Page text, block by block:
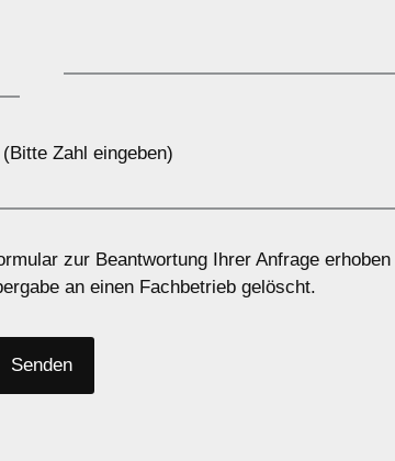
Zahl eingeben)
zur Beantwortung Ihrer Anfrage
an einen Fachbetrieb gelöscht.